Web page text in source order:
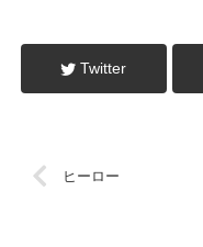
Twitter
ヒーロー